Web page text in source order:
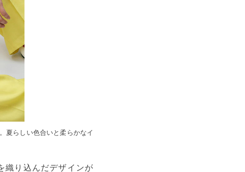
夏らしい色合いと柔らかなイ
織り込んだデザインが